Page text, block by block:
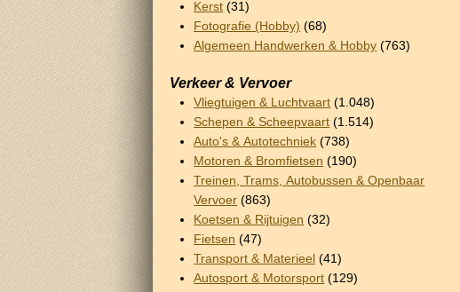
Kerst (31)
Fotografie (Hobby) (68)
Algemeen Handwerken & Hobby (763)
Verkeer & Vervoer
Vliegtuigen & Luchtvaart (1.048)
Schepen & Scheepvaart (1.514)
Auto's & Autotechniek (738)
Motoren & Bromfietsen (190)
Treinen, Trams, Autobussen & Openbaar
Vervoer (863)
Koetsen & Rijtuigen (32)
Fietsen (47)
Transport & Materieel (41)
Autosport & Motorsport (129)